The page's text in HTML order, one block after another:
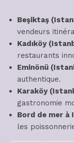
Beşiktaş
vendeurs
Kadıköy
restaurants
Eminönü
authentique.
Karaköy
gastronomie
Bord de mer à
les